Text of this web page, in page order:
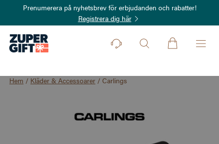
Prenumerera på nyhetsbrev för erbjudanden och rabatter!
Registrera dig här
Hem / Kläder & Accessoarer /Carlings